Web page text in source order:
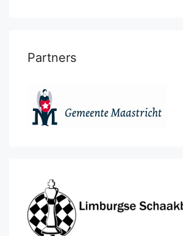
Partners